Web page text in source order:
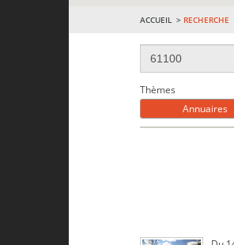
ACCUEIL RECHERCHE
Thèmes
Annuaires